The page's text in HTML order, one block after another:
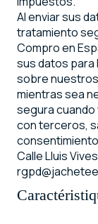
Al enviar sus
tratamiento
Compro en
sus datos para
sobre
mientras sea
segura cuando
con terceros,
Calle Lluis